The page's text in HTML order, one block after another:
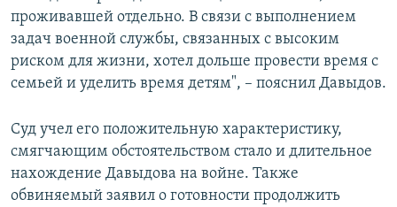
проживавшей отдельно. В связи с выполнением
задач военной службы, связанных с высоким
риском для жизни, хотел дольше провести время с
семьей и уделить время детям", – пояснил Давыдов.
Суд учел его положительную характеристику,
смягчающим обстоятельством стало и длительное
нахождение Давыдова на войне. Также
обвиняемый заявил о готовности продолжить